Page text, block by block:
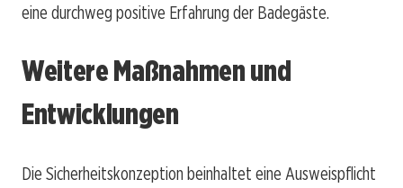
eine durchweg positive Erfahrung der Badegäste.
Weitere Maßnahmen und
Entwicklungen
Die Sicherheitskonzeption beinhaltet eine Ausweispflicht